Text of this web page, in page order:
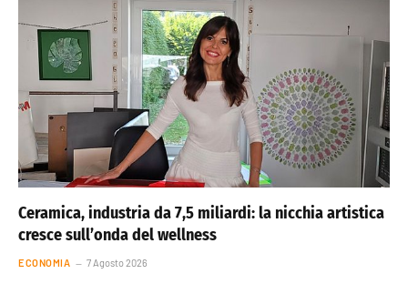
Ceramica, industria da 7,5 miliardi: la nicchia artistica
cresce sull’onda del wellness
ECONOMIA 7 Agosto 2026